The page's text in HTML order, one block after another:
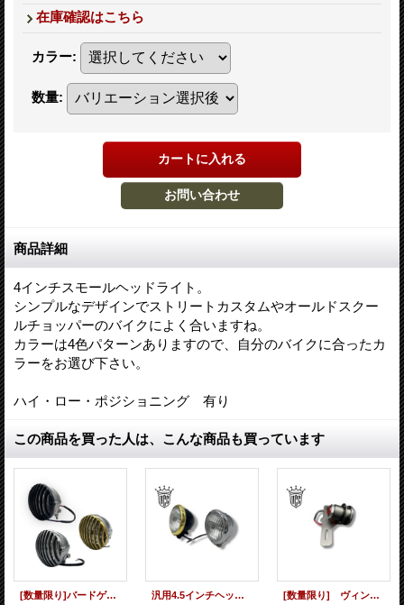
在庫確認はこちら
カラー:
数量:
商品詳細
4インチスモールヘッドライト。
シンプルなデザインでストリートカスタムやオールドスクー
ルチョッパーのバイクによく合いますね。
カラーは4色パターンありますので、自分のバイクに合ったカ
ラーをお選び下さい。
ハイ・ロー・ポジショニング 有り
この商品を買った人は、こんな商品も買っています
[数量限り]バードゲージヘッドライト 汎用4.5インチヘッドライト [数量限り] ヴィンテージテール